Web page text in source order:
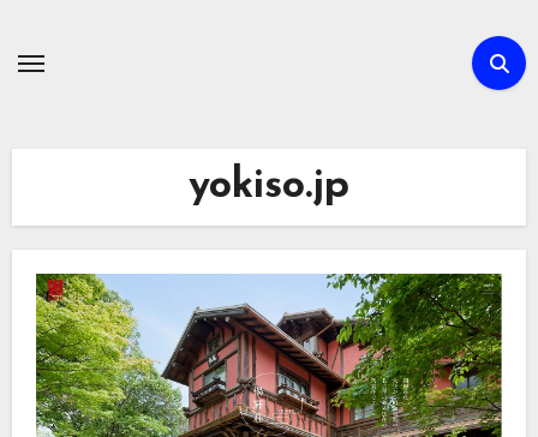
yokiso.jp